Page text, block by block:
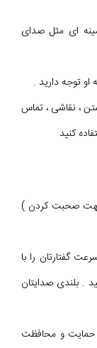
ای مثل صدای
او توجه دارید .
، نقاشی ، تماس
کنید
جهت صحبت کردن )
گفتارتان را با
. بلندی صدایتان
حمایت و محافظت